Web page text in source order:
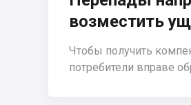
возместить
Чтобы получить
потребители вправе